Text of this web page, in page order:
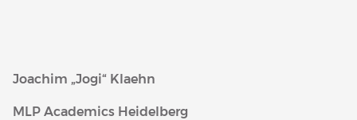
Joachim „Jogi“ Klaehn
MLP Academics Heidelberg